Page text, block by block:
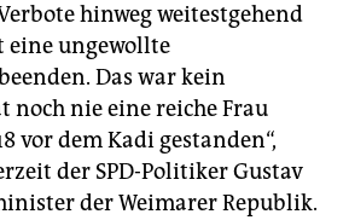
hinweg weitestgehend
eine ungewollte
Das war kein
noch nie eine reiche Frau
vor dem Kadi gestanden“,
der SPD-Politiker Gustav
der Weimarer Republik.